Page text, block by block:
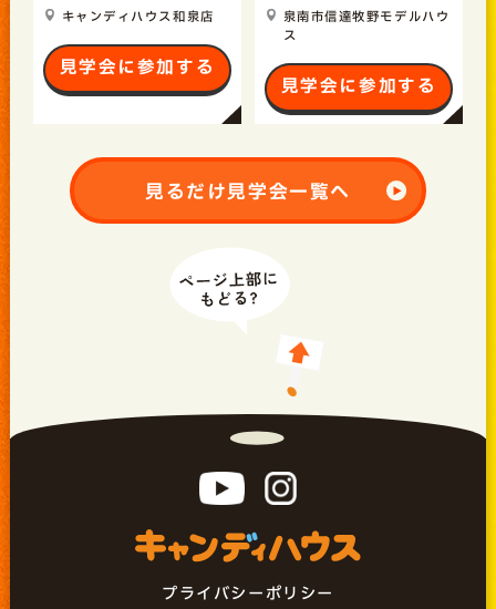
キャンディハウス和泉店
見学会に参加する
泉南市信達牧野モデルハウ
ス
見学会に参加する
見るだけ見学会一覧へ
プライバシーポリシー